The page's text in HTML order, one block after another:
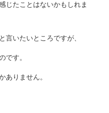
じたことはないかもしれま
言いたいところですが、
です。
ありません。